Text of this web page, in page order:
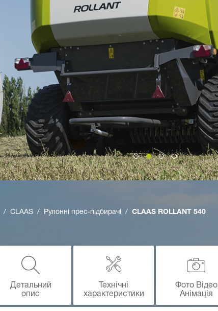
CLAAS Рулонні прес-підбирачі CLAAS ROLLANT 540
Детальний
опис
Технічні
характеристики
Фото Відео
Анімація